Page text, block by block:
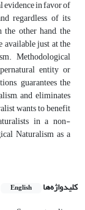
evidence in favor of
regardless of its
other hand, the
just at the
Methodological
entity or
guarantees the
and eliminates
wants to benefit
in a non-
Naturalism as a
کلیدواژه‌ها English